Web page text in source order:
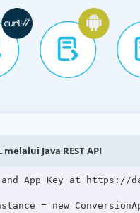
Java REST API
and App Key at
= new